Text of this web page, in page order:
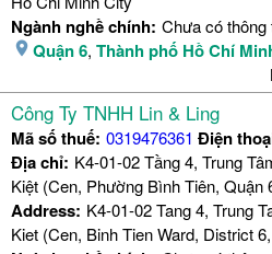
Ngành nghề chính: Chưa có thông
Quận 6, Thành phố Hồ Chí
Công Ty TNHH Lin & Ling
Mã số thuế: 0319476361 Điện
Địa chỉ: K4-01-02 Tầng 4, Trung
Kiệt (Cen, Phường Bình Tiên, Quận
Address: K4-01-02 Tang 4, Trung
Kiet (Cen, Binh Tien Ward, District